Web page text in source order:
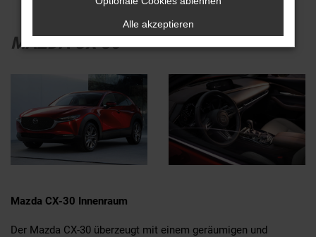
MAZDA CX-30
Mazda CX-30 Innenraum
Der Mazda CX-30 überzeugt mit einem geräumigen und
Alle akzeptieren